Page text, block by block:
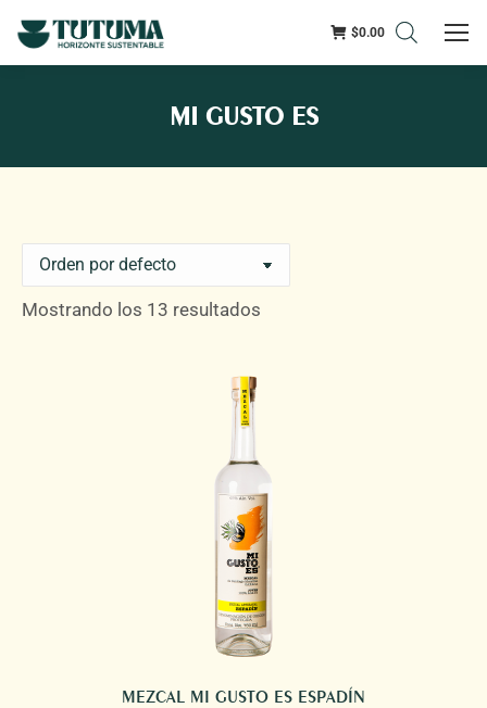
$0.00
MI GUSTO ES
Mostrando los 13 resultados
MEZCAL MI GUSTO ES ESPADÍN